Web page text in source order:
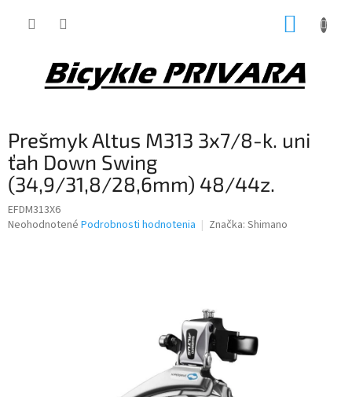
Prešmyk Altus M313 3x7/8-k. uni
ťah Down Swing
(34,9/31,8/28,6mm) 48/44z.
EFDM313X6
Priemerné
Neohodnotené Podrobnosti hodnotenia Značka: Shimano